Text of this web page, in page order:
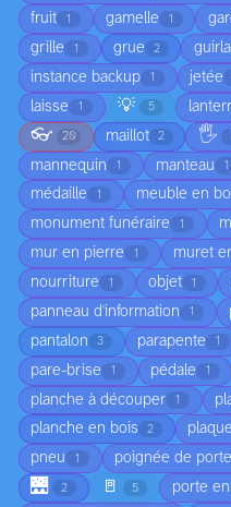
fruit 1 gamelle 1
grille 1 grue 2
instance backup 1 jetée
laisse 1 💡 5
👓 20 maillot 2 🖐️
mannequin 1 manteau 1
médaille 1 meuble en
monument funéraire 1
mur en pierre 1 muret
nourriture 1 objet 1
panneau d'information 1
pantalon 3 parapente 1
pare-brise 1 pédale 1
planche à découper 1
planche en bois 2 plaque
pneu 1 poignée de porte
🌉 2 🚪 5 porte